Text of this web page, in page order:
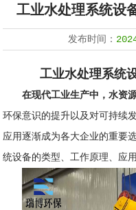
工业水处理系统设
发布时间：
工业水处理系统
在现代工业生产中，水资
环保意识的提升以及对可持续
应用逐渐成为各大企业的重要
统设备的类型、工作原理、应